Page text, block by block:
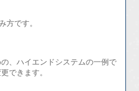
方です。
、ハイエンドシステムの一例で
できます。